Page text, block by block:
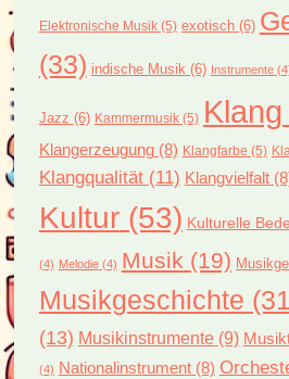
Elektronische Musik(5) exotisch(6)
(33) indische Musik (6) Instrumente
Jazz (6) Kammermusik(5) Klang
Klangerzeugung(8) Klangfarbe (5)
Klangqualität(11) Klangvielfalt
Kultur(53) Kulturelle
(4) Melodie(4) Musik (19)
Musikgeschichte
(13) Musikinstrumente(9)
(4) Nationalinstrument(8)